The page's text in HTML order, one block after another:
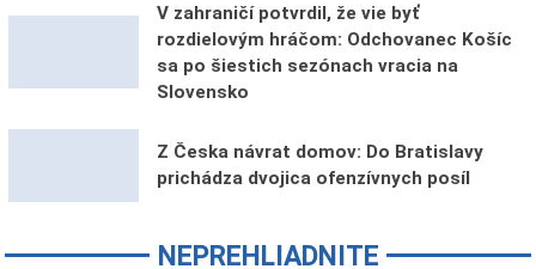
V zahraničí potvrdil, že vie byť
rozdielovým hráčom: Odchovanec Košíc
sa po šiestich sezónach vracia na
Slovensko
Z Česka návrat domov: Do Bratislavy
prichádza dvojica ofenzívnych posíl
NEPREHLIADNITE